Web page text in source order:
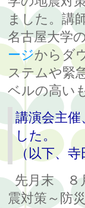
ました。講
名古屋大学
ージからダ
ステムや緊
ベルの高い
講演会主
した。
（以下、
先月末 ８月
震対策～防